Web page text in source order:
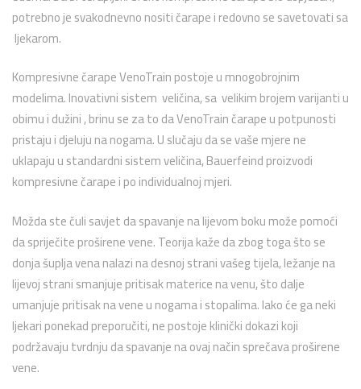
potrebno je svakodnevno nositi čarape i redovno se savetovati sa
ljekarom.
Kompresivne čarape VenoTrain postoje u mnogobrojnim
modelima. Inovativni sistem veličina, sa velikim brojem varijanti u
obimu i dužini , brinu se za to da VenoTrain čarape u potpunosti
pristaju i djeluju na nogama. U slučaju da se vaše mjere ne
uklapaju u standardni sistem veličina, Bauerfeind proizvodi
kompresivne čarape i po individualnoj mjeri.
Možda ste čuli savjet da spavanje na lijevom boku može pomoći
da spriječite proširene vene. Teorija kaže da zbog toga što se
donja šuplja vena nalazi na desnoj strani vašeg tijela, ležanje na
lijevoj strani smanjuje pritisak materice na venu, što dalje
umanjuje pritisak na vene u nogama i stopalima. Iako će ga neki
ljekari ponekad preporučiti, ne postoje klinički dokazi koji
podržavaju tvrdnju da spavanje na ovaj način sprečava proširene
vene.